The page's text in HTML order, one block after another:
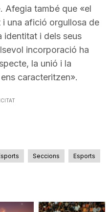
Afegia també que «el
una afició orgullosa de
identitat i dels seus
incorporació ha
la unió i la
caracteritzen».
Seccions Esports